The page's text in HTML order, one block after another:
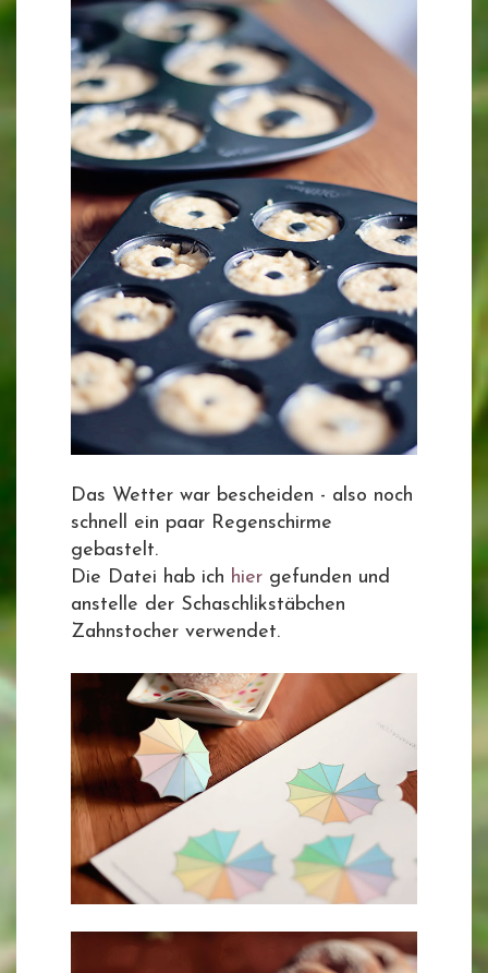
Das Wetter war bescheiden - also noch
schnell ein paar Regenschirme
gebastelt.
Die Datei hab ich hier gefunden und
anstelle der Schaschlikstäbchen
Zahnstocher verwendet.